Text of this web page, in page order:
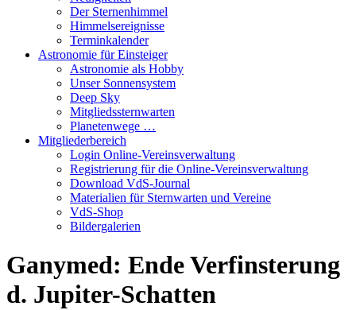
Der Sternenhimmel
Himmelsereignisse
Terminkalender
Astronomie für Einsteiger
Astronomie als Hobby
Unser Sonnensystem
Deep Sky
Mitgliedssternwarten
Planetenwege …
Mitgliederbereich
Login Online-Vereinsverwaltung
Registrierung für die Online-Vereinsverwaltung
Download VdS-Journal
Materialien für Sternwarten und Vereine
VdS-Shop
Bildergalerien
Ganymed: Ende Verfinsterung
d. Jupiter-Schatten